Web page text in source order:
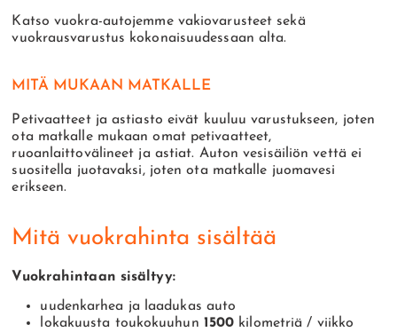
Katso vuokra-autojemme vakiovarusteet sekä
vuokrausvarustus kokonaisuudessaan alta.
MITÄ MUKAAN MATKALLE
Petivaatteet ja astiasto eivät kuuluu varustukseen, joten
ota matkalle mukaan omat petivaatteet,
ruoanlaittovälineet ja astiat. Auton vesisäiliön vettä ei
suositella juotavaksi, joten ota matkalle juomavesi
erikseen.
Mitä vuokrahinta sisältää
Vuokrahintaan sisältyy:
uudenkarhea ja laadukas auto
lokakuusta toukokuuhun 1500 kilometriä / viikko